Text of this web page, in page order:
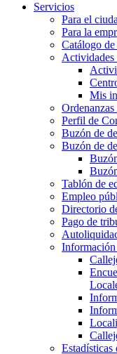
Servicios
Para el
Para la
Catálogo
Actividades
Mis
Perfil de
Buzón de
Buzón de
Tablón de
Empleo
Directorio
Pago de
Estadísticas